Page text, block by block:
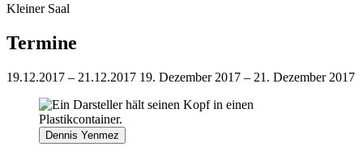
Kleiner Saal
Termine
19.12.2017 – 21.12.2017 19. Dezember 2017 – 21. Dezember 2017
Dennis Yenmez